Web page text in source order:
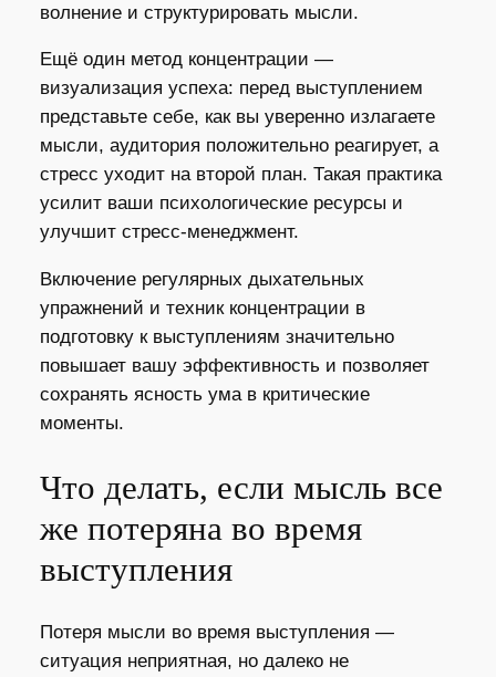
волнение и структурировать мысли.
Ещё один метод концентрации —
визуализация успеха: перед выступлением
представьте себе, как вы уверенно излагаете
мысли, аудитория положительно реагирует, а
стресс уходит на второй план. Такая практика
усилит ваши психологические ресурсы и
улучшит стресс-менеджмент.
Включение регулярных дыхательных
упражнений и техник концентрации в
подготовку к выступлениям значительно
повышает вашу эффективность и позволяет
сохранять ясность ума в критические
моменты.
Что делать, если мысль все
же потеряна во время
выступления
Потеря мысли во время выступления —
ситуация неприятная, но далеко не